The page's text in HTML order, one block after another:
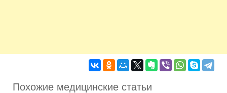
Похожие медицинские статьи